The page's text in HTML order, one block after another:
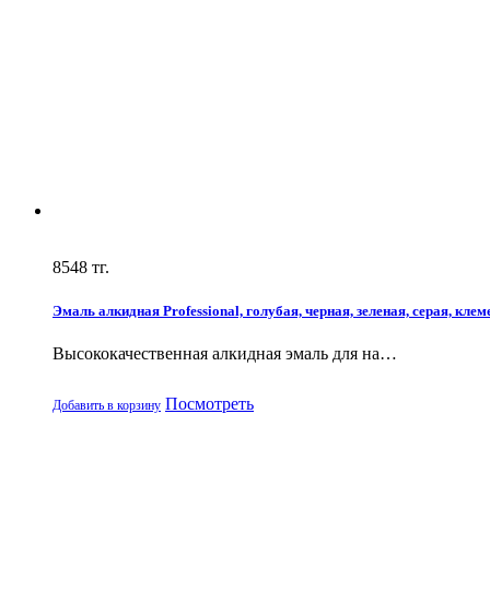
8548 тг.
Эмаль алкидная Professional, голубая, черная, зеленая, серая,
Высококачественная алкидная эмаль для на…
Добавить в корзину Посмотреть